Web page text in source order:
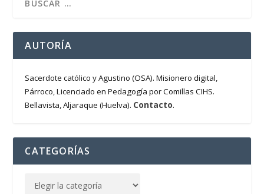
AUTORÍA
Sacerdote católico y Agustino (OSA). Misionero digital,
Párroco, Licenciado en Pedagogía por Comillas CIHS.
Bellavista, Aljaraque (Huelva). Contacto.
CATEGORÍAS